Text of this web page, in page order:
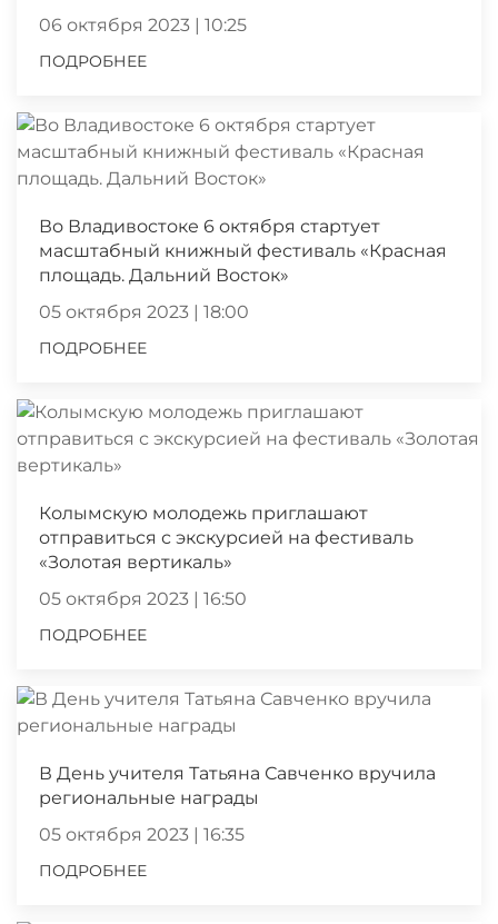
06 октября 2023 | 10:25
ПОДРОБНЕЕ
Во Владивостоке 6 октября стартует
масштабный книжный фестиваль «Красная
площадь. Дальний Восток»
05 октября 2023 | 18:00
ПОДРОБНЕЕ
Колымскую молодежь приглашают
отправиться с экскурсией на фестиваль
«Золотая вертикаль»
05 октября 2023 | 16:50
ПОДРОБНЕЕ
В День учителя Татьяна Савченко вручила
региональные награды
05 октября 2023 | 16:35
ПОДРОБНЕЕ